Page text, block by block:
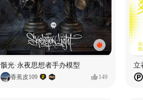
骸光·永夜思想者手办模型
香蕉皮109 149